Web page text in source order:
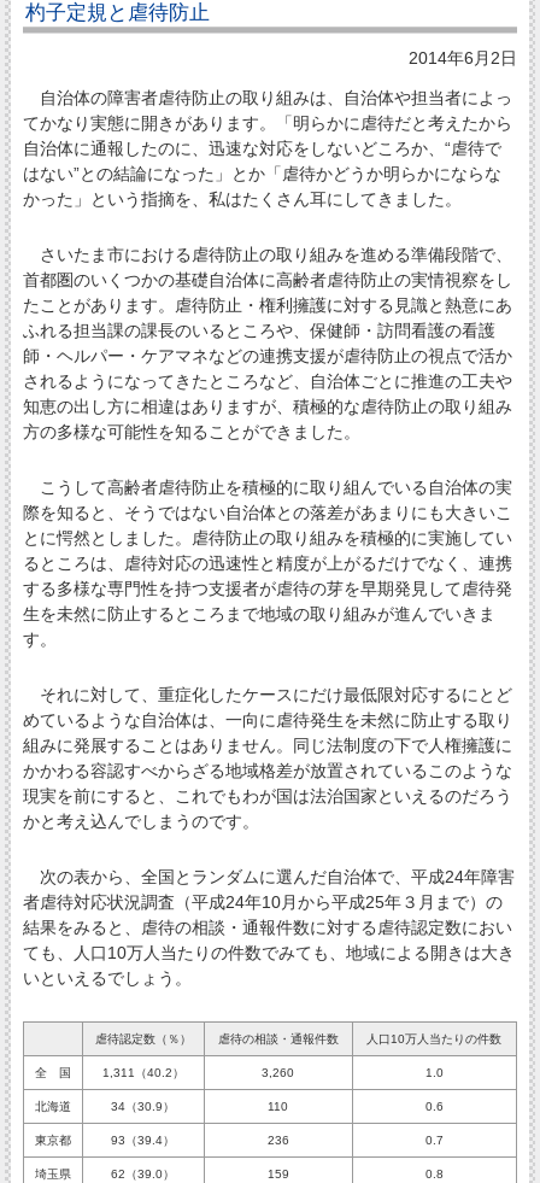
杓子定規と虐待防止
2014年6月2日
自治体の障害者虐待防止の取り組みは、自治体や担当者によっ
てかなり実態に開きがあります。「明らかに虐待だと考えたから
自治体に通報したのに、迅速な対応をしないどころか、“虐待で
はない”との結論になった」とか「虐待かどうか明らかにならな
かった」という指摘を、私はたくさん耳にしてきました。
さいたま市における虐待防止の取り組みを進める準備段階で、
首都圏のいくつかの基礎自治体に高齢者虐待防止の実情視察をし
たことがあります。虐待防止・権利擁護に対する見識と熱意にあ
ふれる担当課の課長のいるところや、保健師・訪問看護の看護
師・ヘルパー・ケアマネなどの連携支援が虐待防止の視点で活か
されるようになってきたところなど、自治体ごとに推進の工夫や
知恵の出し方に相違はありますが、積極的な虐待防止の取り組み
方の多様な可能性を知ることができました。
こうして高齢者虐待防止を積極的に取り組んでいる自治体の実
際を知ると、そうではない自治体との落差があまりにも大きいこ
とに愕然としました。虐待防止の取り組みを積極的に実施してい
るところは、虐待対応の迅速性と精度が上がるだけでなく、連携
する多様な専門性を持つ支援者が虐待の芽を早期発見して虐待発
生を未然に防止するところまで地域の取り組みが進んでいきま
す。
それに対して、重症化したケースにだけ最低限対応するにとど
めているような自治体は、一向に虐待発生を未然に防止する取り
組みに発展することはありません。同じ法制度の下で人権擁護に
かかわる容認すべからざる地域格差が放置されているこのような
現実を前にすると、これでもわが国は法治国家といえるのだろう
かと考え込んでしまうのです。
次の表から、全国とランダムに選んだ自治体で、平成24年障害
者虐待対応状況調査（平成24年10月から平成25年３月まで）の
結果をみると、虐待の相談・通報件数に対する虐待認定数におい
ても、人口10万人当たりの件数でみても、地域による開きは大き
いといえるでしょう。
虐待認定数（％） 虐待の相談・通報件数 人口10万人当たりの件数
全 国 1,311（40.2） 3,260 1.0
北海道 34（30.9） 110 0.6
東京都 93（39.4） 236 0.7
埼玉県 62（39.0） 159 0.8